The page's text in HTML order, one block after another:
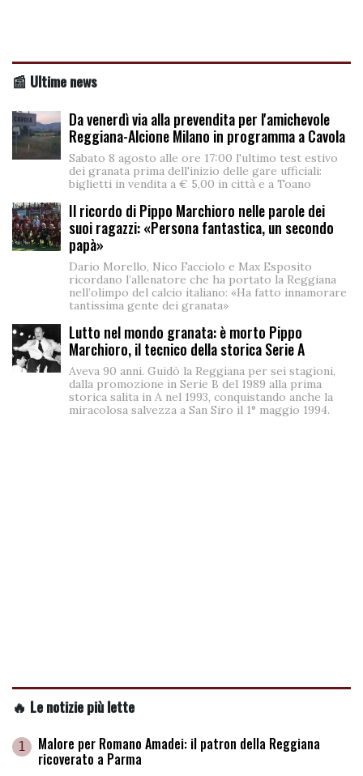
📰 Ultime news
Da venerdì via alla prevendita per l'amichevole
Reggiana-Alcione Milano in programma a Cavola
Sabato 8 agosto alle ore 17:00 l'ultimo test estivo
dei granata prima dell'inizio delle gare ufficiali:
biglietti in vendita a € 5,00 in città e a Toano
Il ricordo di Pippo Marchioro nelle parole dei
suoi ragazzi: «Persona fantastica, un secondo
papà»
Dario Morello, Nico Facciolo e Max Esposito
ricordano l’allenatore che ha portato la Reggiana
nell’olimpo del calcio italiano: «Ha fatto innamorare
tantissima gente dei granata»
Lutto nel mondo granata: è morto Pippo
Marchioro, il tecnico della storica Serie A
Aveva 90 anni. Guidò la Reggiana per sei stagioni,
dalla promozione in Serie B del 1989 alla prima
storica salita in A nel 1993, conquistando anche la
miracolosa salvezza a San Siro il 1° maggio 1994.
🔥 Le notizie più lette
1 Malore per Romano Amadei: il patron della Reggiana
ricoverato a Parma